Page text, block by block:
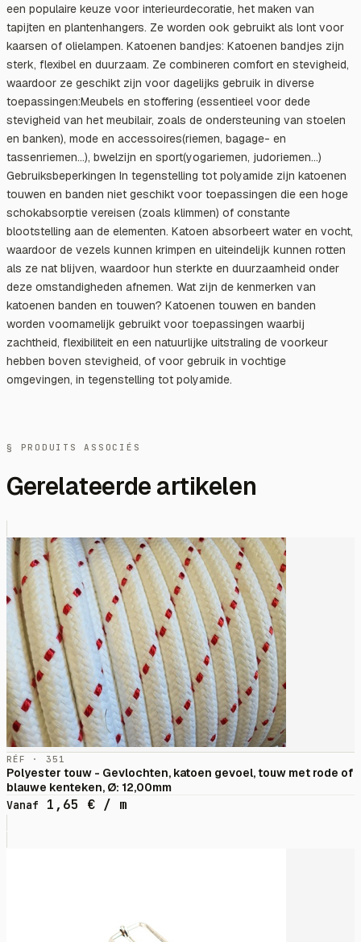
een populaire keuze voor interieurdecoratie, het maken van
tapijten en plantenhangers. Ze worden ook gebruikt als lont voor
kaarsen of olielampen. Katoenen bandjes: Katoenen bandjes zijn
sterk, flexibel en duurzaam. Ze combineren comfort en stevigheid,
waardoor ze geschikt zijn voor dagelijks gebruik in diverse
toepassingen:Meubels en stoffering (essentieel voor dede
stevigheid van het meubilair, zoals de ondersteuning van stoelen
en banken), mode en accessoires(riemen, bagage- en
tassenriemen…), bwelzijn en sport(yogariemen, judoriemen…)
Gebruiksbeperkingen In tegenstelling tot polyamide zijn katoenen
touwen en banden niet geschikt voor toepassingen die een hoge
schokabsorptie vereisen (zoals klimmen) of constante
blootstelling aan de elementen. Katoen absorbeert water en vocht,
waardoor de vezels kunnen krimpen en uiteindelijk kunnen rotten
als ze nat blijven, waardoor hun sterkte en duurzaamheid onder
deze omstandigheden afnemen. Wat zijn de kenmerken van
katoenen banden en touwen? Katoenen touwen en banden
worden voornamelijk gebruikt voor toepassingen waarbij
zachtheid, flexibiliteit en een natuurlijke uitstraling de voorkeur
hebben boven stevigheid, of voor gebruik in vochtige
omgevingen, in tegenstelling tot polyamide.
§ PRODUITS ASSOCIÉS
Gerelateerde artikelen
RÉF · 351
Polyester touw - Gevlochten, katoen gevoel, touw met rode of
blauwe kenteken, Ø: 12,00mm
Vanaf
1,65 € / m